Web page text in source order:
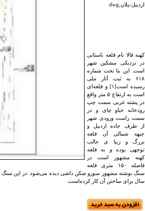
اردبیل-پلان,dwg
کهنه قالا نام قلعه باستانی
در نزدیکی مشکین شهر
است. این بنا تحت شماره
۶۱۸ به ثبت آثار ملی
رسیده است[۱] و قلعه‌ای
است به ارتفاع ۵ متر واقع
در پشته غربی سمت چپ
رودخانه خیاو چای و در
سمت راست ورودی شهر
از طرف جاده اردبیل و
جبهه شمالی آن قلعه
بزرگ و زیبا ی جالب
توجهی بوده و به قلعه
کهنه مشهور است در
فاصله ۱۵۰ متری قلعه
سال برای ساختن آن کار کرده‌است.